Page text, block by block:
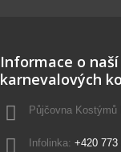
Informace o
karnevalových
Půjčovna Kostýmů
Infolinka: +420 773